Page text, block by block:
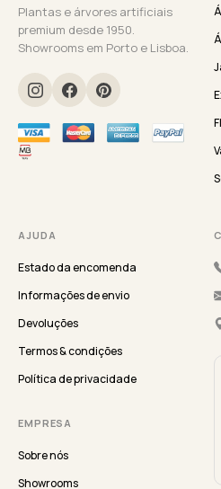
Plantas e árvores artificiais
premium desde 1950.
Showrooms em Porto e Lisboa.
AJUDA
Estado da encomenda
Informações de envio
Devoluções
Termos & condições
Política de privacidade
EMPRESA
Sobre nós
Showrooms